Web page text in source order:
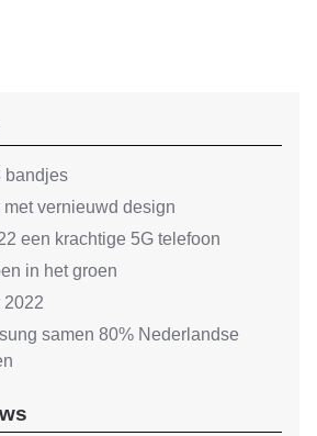
bandjes
vernieuwd design
een krachtige 5G telefoon
in het groen
2022
samen 80% Nederlandse